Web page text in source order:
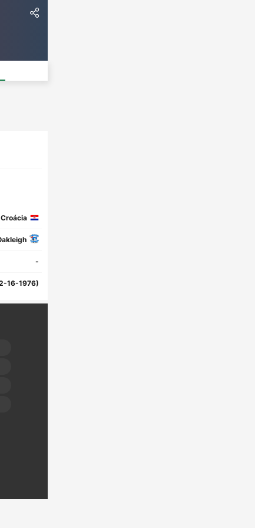
Croácia
-
16-1976)